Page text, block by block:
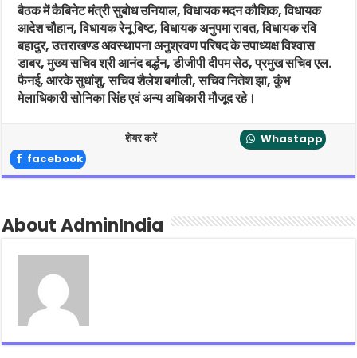
बैठक में कैबिनेट मंत्री सुबोध उनियाल, विधायक मदन कौशिक, विधायक
आदेश चौहान, विधायक रेनू बिष्ट, विधायक अनुपमा रावत, विधायक रवि
बहादुर, उत्तराखण्ड अवस्थापना अनुश्रवण परिषद के उपाध्यक्ष विश्वास
डाबर, मुख्य सचिव श्री आनंद बर्द्धन, डीजीपी दीपम सेठ, प्रमुख सचिव एल.
फैनई, आरके सुधांशु, सचिव शैलेश बगौली, सचिव नितेश झा, कुंभ
मेलाधिकारी सोनिका सिंह एवं अन्य अधिकारी मौजूद रहे।
शेयर करें
Whastapp
facebook
About AdminIndia